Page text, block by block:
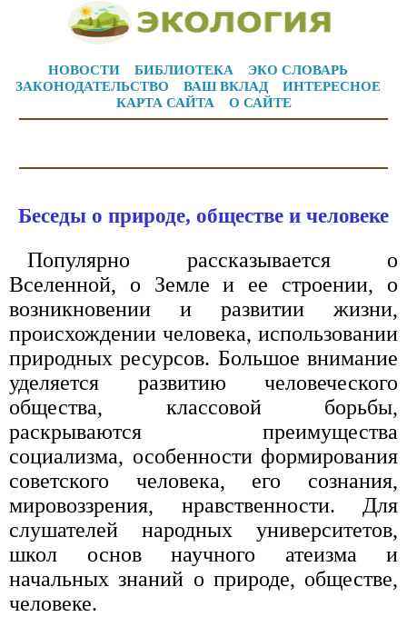
НОВОСТИ БИБЛИОТЕКА
ЭКО СЛОВАРЬ
ЗАКОНОДАТЕЛЬСТВО
ВАШ ВКЛАД
ИНТЕРЕСНОЕ
КАРТА САЙТА
О САЙТЕ
Беседы о природе, обществе и человеке
Популярно рассказывается о
Вселенной, о Земле и ее строении, о
возникновении и развитии жизни,
происхождении человека, использовании
природных ресурсов. Большое внимание
уделяется развитию человеческого
общества, классовой борьбы,
раскрываются преимущества
социализма, особенности формирования
советского человека, его сознания,
мировоззрения, нравственности. Для
слушателей народных университетов,
школ основ научного атеизма и
начальных знаний о природе, обществе,
человеке.